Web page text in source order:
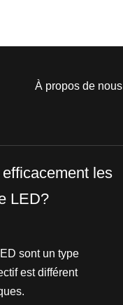
À propos de nous
les
LED?
sont un type
est différent